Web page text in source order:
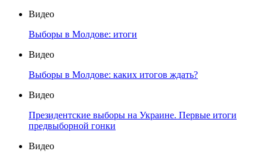
Видео
Выборы в Молдове: итоги
Видео
Выборы в Молдове: каких итогов ждать?
Видео
Президентские выборы на Украине. Первые итоги
предвыборной гонки
Видео